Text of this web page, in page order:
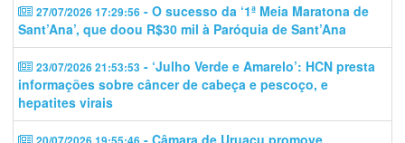
27/07/2026 17:29:56 - O sucesso da ‘1ª Meia Maratona de
Sant’Ana’, que doou R$30 mil à Paróquia de Sant’Ana
23/07/2026 21:53:53 - ‘Julho Verde e Amarelo’: HCN presta
informações sobre câncer de cabeça e pescoço, e
hepatites virais
- Câmara de Uruaçu promove